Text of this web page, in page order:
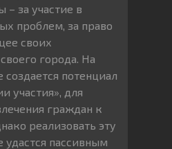
– за участие в
проблем, за право
своих
города. На
потенциал
участия», для
граждан к
реализовать эту
удастся пассивным